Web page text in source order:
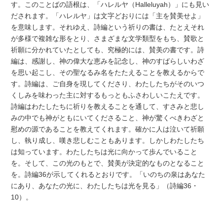
す。このことばの語根は、「ハレルヤ（Halleluyah）」にも見い
だされます。「ハレルヤ」は文字どおりには「主を賛美せよ」
を意味します。それゆえ、詩編という祈りの書は、たとえそれ
が多様で複雑な形をとり、さまざまな文学類型をもち、賛歌と
祈願に分かれていたとしても、究極的には、賛美の書です。詩
編は、感謝し、神の偉大な恵みを記念し、神のすばらしいわざ
を思い起こし、その聖なるみ名をたたえることを教えるからで
す。詩編は、ご自身を現してくださり、わたしたちがそのいつ
くしみを味わった主に対するもっともふさわしいこたえです。
詩編はわたしたちに祈りを教えることを通して、すさみと悲し
みの中でも神がともにいてくださること、神が驚くべきわざと
慰めの源であることを教えてくれます。確かに人は泣いて祈願
し、執り成し、嘆き悲しむこともあります。しかしわたしたち
は知っています。わたしたちは光に向かって歩んでいること
を。そして、この光のもとで、賛美が決定的なものとなること
を。詩編36が示してくれるとおりです。「いのちの泉はあなた
にあり、あなたの光に、わたしたちは光を見る」（詩編36・
10）。